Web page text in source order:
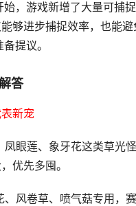
，游戏新增了大量可捕
够进步捕捉效率，也能
提议。
答
新宠
眼莲、象牙花这类草光
优先多囤。
风卷草、喷气菇专用，